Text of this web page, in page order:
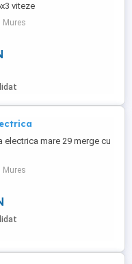
viteze
Mures
electrica mare 29 merge cu
Mures